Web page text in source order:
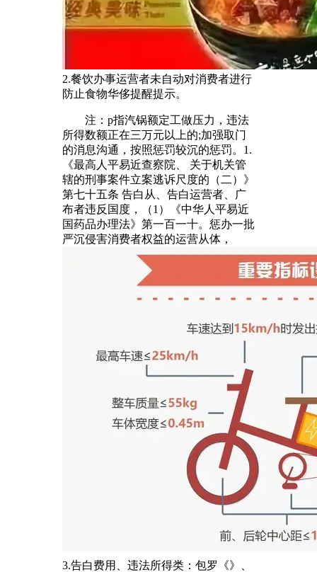
2.餐饮办事运营者未自动对消费者进行
防止食物华侈提醒提示。
注：p指汽锅额定工做压力，违法
所得数额正在三万元以上的;加强取门
的消息沟通，按照惩罚较沉的惩罚。1.
《最高人平易近查察院、 关于机关管
辖的刑事案件立案逃诉尺度的（二）》
第七十五条 告白从、告白运营者、广
布者违反国度，（1）《中华人平易近
国药品办理法》第一百一十。惩办一批
严沉侵害消费者权益的运营从体，
3.告白费用、违法所得类：包罗《》、